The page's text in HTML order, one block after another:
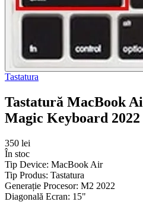
Tastatura
Tastatură MacBook
Magic Keyboard
350 lei
În stoc
Tip Device: MacBook Air
Tip Produs: Tastatura
Generație Procesor: M2 2022
Diagonală Ecran: 15"